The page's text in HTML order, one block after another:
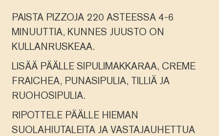
PAISTA PIZZOJA 220 ASTEESSA 4-6
MINUUTTIA, KUNNES JUUSTO ON
KULLANRUSKEAA.
LISÄÄ PÄÄLLE SIPULIMAKKARAA, CREME
FRAICHEA, PUNASIPULIA, TILLIÄ JA
RUOHOSIPULIA.
RIPOTTELE PÄÄLLE HIEMAN
SUOLAHIUTALEITA JA VASTAJAUHETTUA